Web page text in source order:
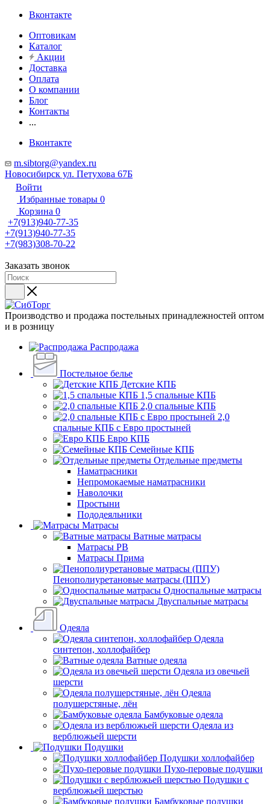
Вконтакте
Оптовикам
Каталог
Акции
Доставка
Оплата
О компании
Блог
Контакты
...
Вконтакте
m.sibtorg@yandex.ru
Новосибирск ул. Петухова 67Б
Войти
Избранные товары 0
Корзина 0
+7(913)940-77-35
+7(913)940-77-35
+7(983)308-70-22
Заказать звонок
Производство и продажа постельных принадлежностей оптом
и в розницу
Распродажа
Постельное белье
Детские КПБ
1,5 спальные КПБ
2,0 спальные КПБ
2,0
спальные КПБ с Евро простыней
Евро КПБ
Семейные КПБ
Отдельные предметы
Наматрасники
Непромокаемые наматрасники
Наволочки
Простыни
Пододеяльники
Матрасы
Ватные матрасы
Матрасы РВ
Матрасы Прима
Пенополиуретановые матрасы (ППУ)
Односпальные матрасы
Двуспальные матрасы
Одеяла
Одеяла
синтепон, холлофайбер
Ватные одеяла
Одеяла из овечьей
шерсти
Одеяла
полушерстяные, лён
Бамбуковые одеяла
Одеяла из
верблюжьей шерсти
Подушки
Подушки холлофайбер
Пухо-перовые подушки
Подушки с
верблюжьей шерстью
Бамбуковые подушки